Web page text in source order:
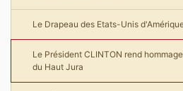
Le Drapeau des Etats-Unis
Le Président CLINTON rend
du Haut Jura